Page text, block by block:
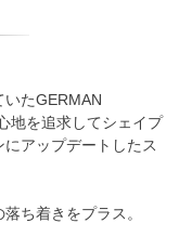
たGERMAN
地を追求してシェイプ
アップデートしたス
ち着きをプラス。